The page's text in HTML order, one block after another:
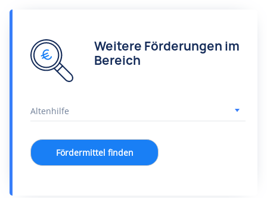
Weitere Förderungen im
Bereich
Fördermittel finden